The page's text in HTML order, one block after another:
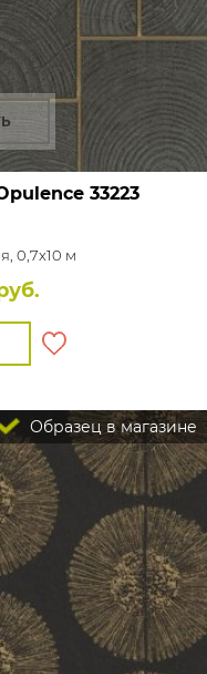
33223
0,7x10 м
Образец в магазине